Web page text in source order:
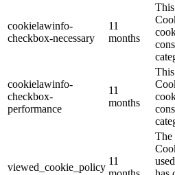
cookielawinfo-
checkbox-necessary
11
months
cookielawinfo-
checkbox-
performance
11
months
viewed_cookie_policy
11
The